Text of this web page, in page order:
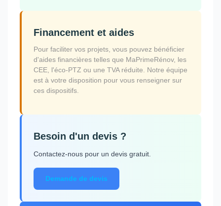
Financement et aides
Pour faciliter vos projets, vous pouvez bénéficier
d'aides financières telles que MaPrimeRénov, les
CEE, l'éco-PTZ ou une TVA réduite. Notre équipe
est à votre disposition pour vous renseigner sur
ces dispositifs.
Besoin d'un devis ?
Contactez-nous pour un devis gratuit.
Demande de devis